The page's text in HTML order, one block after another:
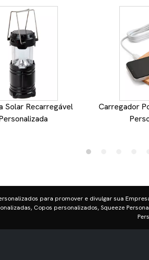
Solar Recarregável
Carregador
para promover e divulgar sua
Copos personalizados, Squeeze